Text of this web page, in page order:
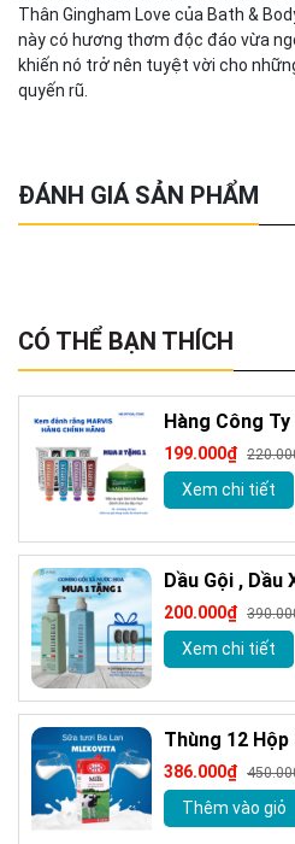
Thân Gingham Love của Bath &
này có hương thơm độc đáo vừa
khiến nó trở nên tuyệt vời cho
quyến rũ.
ĐÁNH GIÁ SẢN PHẨM
CÓ THỂ BẠN THÍCH
Hàng Công
Loại Bỏ Mảng
Trắng Răng
199.000₫
Xem chi tiết
Dầu Gội , Dầu
Giảm gàu
nước hoa
200.000₫
Xem chi tiết
Thùng 12 Hộp
MLEKOVITA
Sữa Nhập
386.000₫
Thêm vào giỏ